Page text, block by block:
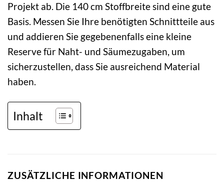
Projekt ab. Die 140 cm Stoffbreite sind eine gute
Basis. Messen Sie Ihre benötigten Schnittteile aus
und addieren Sie gegebenenfalls eine kleine
Reserve für Naht- und Säumezugaben, um
sicherzustellen, dass Sie ausreichend Material
haben.
Inhalt
ZUSÄTZLICHE INFORMATIONEN